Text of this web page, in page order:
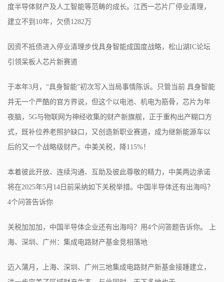
度半导体财产及人工智能等范畴的成长。江西一芯片厂停业清理，
建立不到10年，欠债1282万
因资不抵债进入停业清理步伐具身智能成国度战略，松山湖IC论坛
引领呆板人芯片新赛道
于本年3月，“具身智能”初次写入当局事情陈诉。只管当前 具身智能
并无一个严酷的官方界说，但这个以电池、机电为筋骨，芯片为年
夜脑，5G与物联网为神经收集的财产新旗舰，正于重构出产糊口方
式，既补位养老照护缺口，又创造新职业赛道，成为继新能源车以
后的又一个战略级财产。中美关税，降115%！
本着彼此开放、连续沟通、互助及彼此尊敬的精力，中美两边承诺
将在2025年5月14日前采纳如下关税举措。中国半导体还有出海吗？
4个问答告诉你
关税加加加，中国半导体企业还有出海吗？用4个问答题告诉你。 上
海、深圳、广州：集成电路财产基金竞相落地
迈入蒲月，上海、深圳、广州三地集成电路财产新基金接踵建立，